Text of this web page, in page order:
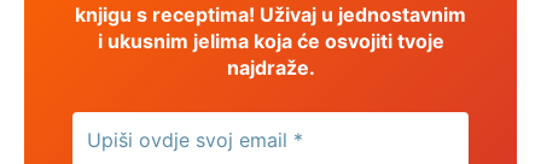
knjigu s receptima! Uživaj u jednostavnim
i ukusnim jelima koja će osvojiti tvoje
najdraže.